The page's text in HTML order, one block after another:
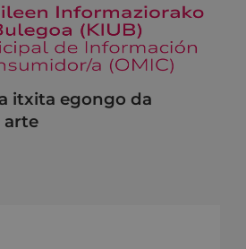
itxita egongo da
arte